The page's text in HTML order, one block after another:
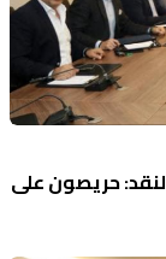
حريصون على